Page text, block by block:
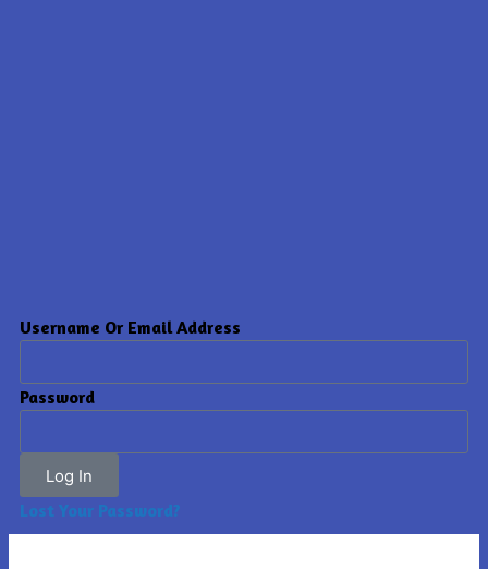
Username Or Email Address
Password
Log In
Lost Your Password?